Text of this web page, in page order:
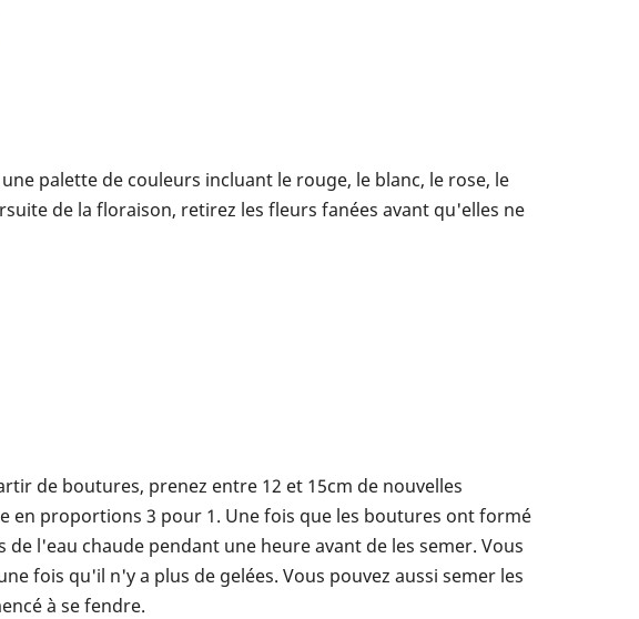
palette de couleurs incluant le rouge, le blanc, le rose, le
de la floraison, retirez les fleurs fanées avant qu'elles ne
de boutures, prenez entre 12 et 15cm de nouvelles
en proportions 3 pour 1. Une fois que les boutures ont formé
l'eau chaude pendant une heure avant de les semer. Vous
fois qu'il n'y a plus de gelées. Vous pouvez aussi semer les
à se fendre.